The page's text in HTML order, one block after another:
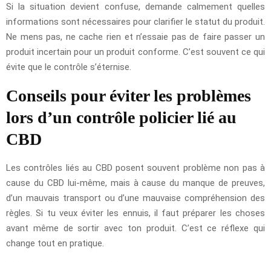
Si la situation devient confuse, demande calmement quelles
informations sont nécessaires pour clarifier le statut du produit.
Ne mens pas, ne cache rien et n’essaie pas de faire passer un
produit incertain pour un produit conforme. C’est souvent ce qui
évite que le contrôle s’éternise.
Conseils pour éviter les problèmes
lors d’un contrôle policier lié au
CBD
Les contrôles liés au CBD posent souvent problème non pas à
cause du CBD lui-même, mais à cause du manque de preuves,
d’un mauvais transport ou d’une mauvaise compréhension des
règles. Si tu veux éviter les ennuis, il faut préparer les choses
avant même de sortir avec ton produit. C’est ce réflexe qui
change tout en pratique.